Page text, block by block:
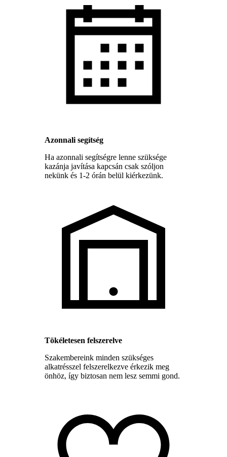
Azonnali segítség
Ha azonnali segítségre lenne szüksége
kazánja javítása kapcsán csak szóljon
nekünk és 1-2 órán belül kiérkezünk.
Tökéletesen felszerelve
Szakembereink minden szükséges
alkatrésszel felszerelkezve érkezik meg
önhöz, így biztosan nem lesz semmi gond.